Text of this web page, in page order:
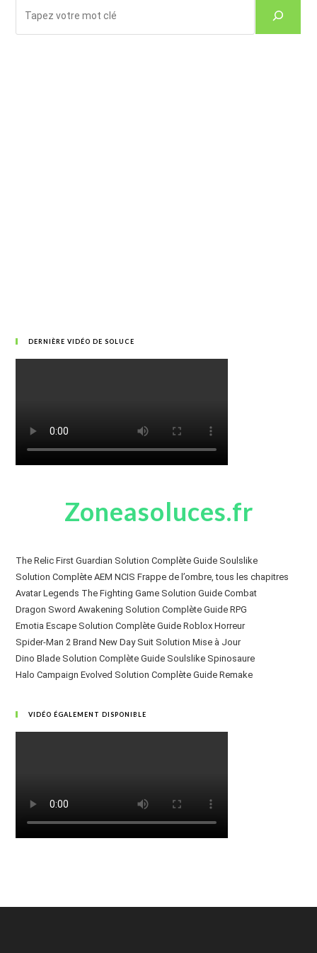
DERNIÈRE VIDÉO DE SOLUCE
Zoneasoluces.fr
The Relic First Guardian Solution Complète Guide Soulslike
Solution Complète AEM NCIS Frappe de l’ombre, tous les chapitres
Avatar Legends The Fighting Game Solution Guide Combat
Dragon Sword Awakening Solution Complète Guide RPG
Emotia Escape Solution Complète Guide Roblox Horreur
Spider-Man 2 Brand New Day Suit Solution Mise à Jour
Dino Blade Solution Complète Guide Soulslike Spinosaure
Halo Campaign Evolved Solution Complète Guide Remake
VIDÉO ÉGALEMENT DISPONIBLE